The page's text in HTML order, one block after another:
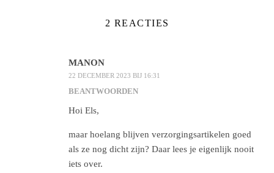
2 REACTIES
MANON
22 DECEMBER 2023 BIJ 16:31
BEANTWOORDEN
Hoi Els,
maar hoelang blijven verzorgingsartikelen goed
als ze nog dicht zijn? Daar lees je eigenlijk nooit
iets over.